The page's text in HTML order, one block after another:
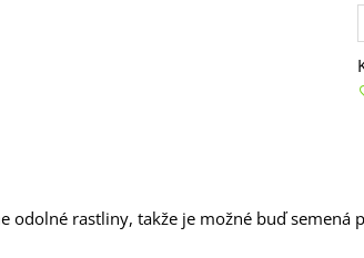
- Lilium -
ks
odolné rastliny, takže je možné buď